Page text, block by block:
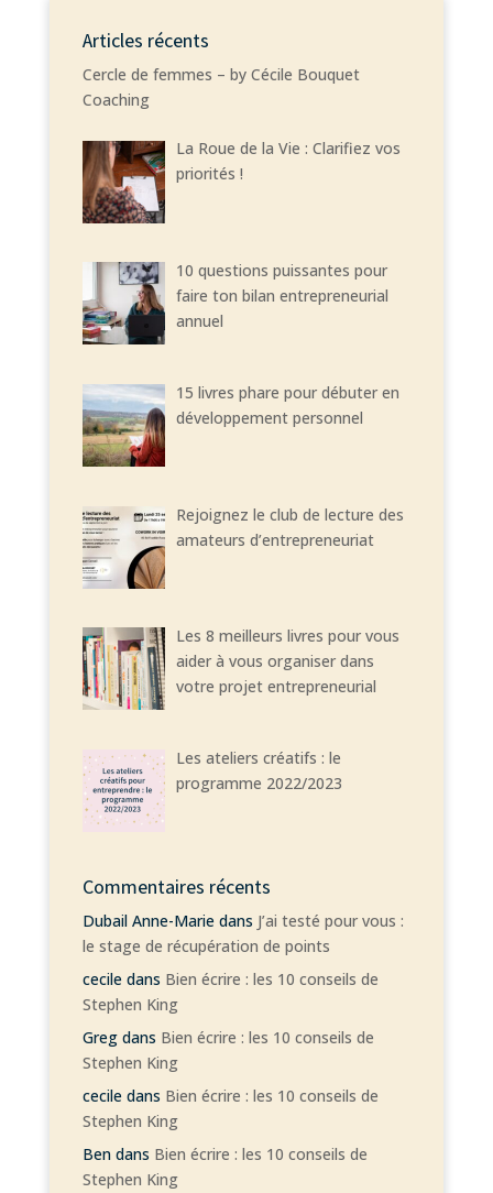
Articles récents
Cercle de femmes – by Cécile Bouquet
Coaching
La Roue de la Vie : Clarifiez vos
priorités !
10 questions puissantes pour
faire ton bilan entrepreneurial
annuel
15 livres phare pour débuter en
développement personnel
Rejoignez le club de lecture des
amateurs d’entrepreneuriat
Les 8 meilleurs livres pour vous
aider à vous organiser dans
votre projet entrepreneurial
Les ateliers créatifs : le
programme 2022/2023
Commentaires récents
Dubail Anne-Mariedans J’ai testé pour vous :
le stage de récupération de points
ceciledans Bien écrire : les 10 conseils de
Stephen King
Gregdans Bien écrire : les 10 conseils de
Stephen King
ceciledans Bien écrire : les 10 conseils de
Stephen King
Bendans Bien écrire : les 10 conseils de
Stephen King